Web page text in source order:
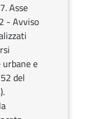
Asse
- Avviso
e
del